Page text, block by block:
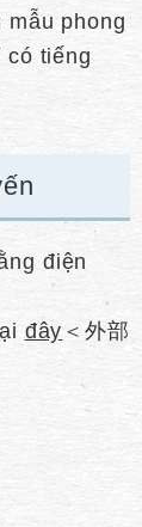
phong
có tiếng
điện
đây ＜外部